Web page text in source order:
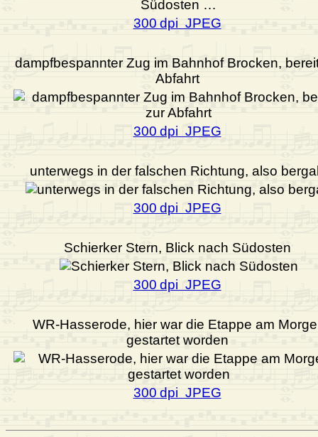
300 dpi JPEG
dampfbespannter Zug im Bahnhof Brocken,
Abfahrt
300 dpi JPEG
unterwegs in der falschen Richtung, also
300 dpi JPEG
Schierker Stern, Blick nach Südosten
300 dpi JPEG
WR-Hasserode, hier war die Etappe am
gestartet worden
300 dpi JPEG